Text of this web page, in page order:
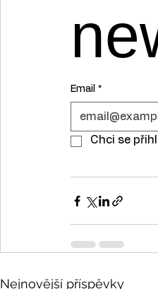
Email *
Chci se
Nejnovější příspěvky